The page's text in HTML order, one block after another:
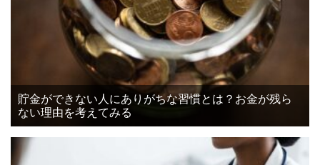
貯金ができない人にありがちな習慣とは？お金が残ら
ない理由を考えてみる